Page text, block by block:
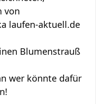
von
laufen-aktuell.de
Blumenstrauß
wer könnte dafür